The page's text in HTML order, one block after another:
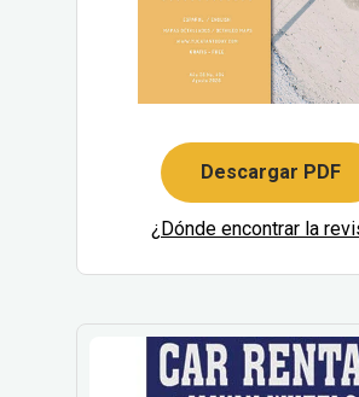
Descargar PDF
¿Dónde encontrar la